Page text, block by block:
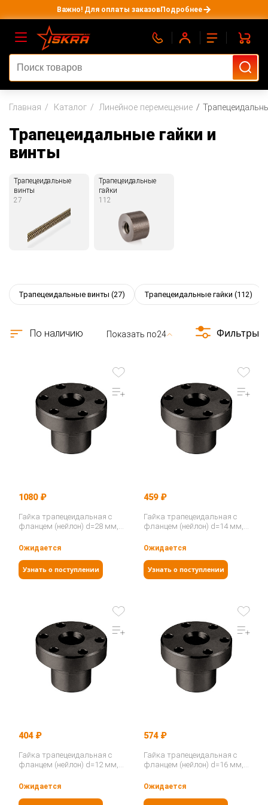
Важно! Для оплаты заказовПодробнее
Главная Каталог Линейное перемещение
Трапецеидальные гайки и
винты
Трапецеидальные
винты
27
Трапецеидальные
гайки
112
Трапецеидальные винты (27) Трапецеидальные гайки (112)
Показать по24
По наличию Фильтры
1080 ₽
Гайка трапецеидальная с
фланцем (нейлон) d=28 мм,
резьба), PFR 28-5-D…
Ожидается
Узнать о поступлении
459 ₽
Гайка трапецеидальная с
фланцем (нейлон) d=14 мм,
резьба), PFR 14-3-D…
Ожидается
Узнать о поступлении
404 ₽
Гайка трапецеидальная с
фланцем (нейлон) d=12 мм,
резьба), PFR 12-3-D…
Ожидается
574 ₽
Гайка трапецеидальная с
фланцем (нейлон) d=16 мм,
резьба), PFR 16-4-D…
Ожидается